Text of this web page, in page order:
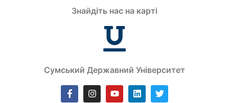
Знайдіть нас на карті
Сумський Державний Університет